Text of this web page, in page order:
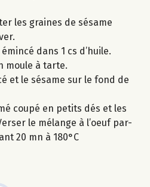
les graines de sésame
dans 1 cs d’huile.
moule à tarte.
et le sésame sur le fond de
coupé en petits dés et les
le mélange à l’oeuf par-
20 mn à 180°C